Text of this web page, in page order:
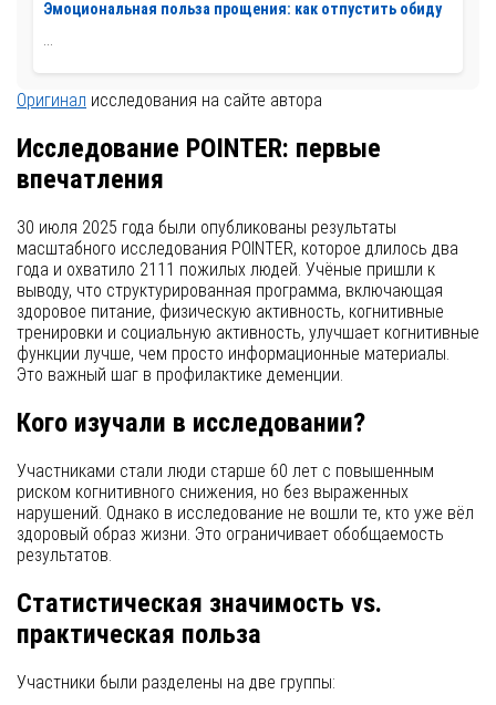
Эмоциональная польза прощения: как отпустить обиду
...
Оригинал исследования на сайте автора
Исследование POINTER: первые
впечатления
30 июля 2025 года были опубликованы результаты
масштабного исследования POINTER, которое длилось два
года и охватило 2111 пожилых людей. Учёные пришли к
выводу, что структурированная программа, включающая
здоровое питание, физическую активность, когнитивные
тренировки и социальную активность, улучшает когнитивные
функции лучше, чем просто информационные материалы.
Это важный шаг в профилактике деменции.
Кого изучали в исследовании?
Участниками стали люди старше 60 лет с повышенным
риском когнитивного снижения, но без выраженных
нарушений. Однако в исследование не вошли те, кто уже вёл
здоровый образ жизни. Это ограничивает обобщаемость
результатов.
Статистическая значимость vs.
практическая польза
Участники были разделены на две группы: